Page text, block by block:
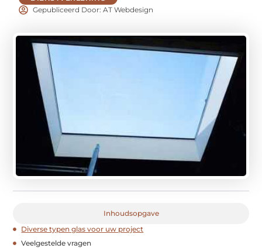
Gepubliceerd Door: AT Webdesign
Inhoudsopgave
Diverse typen glas voor uw project
Veelgestelde vragen